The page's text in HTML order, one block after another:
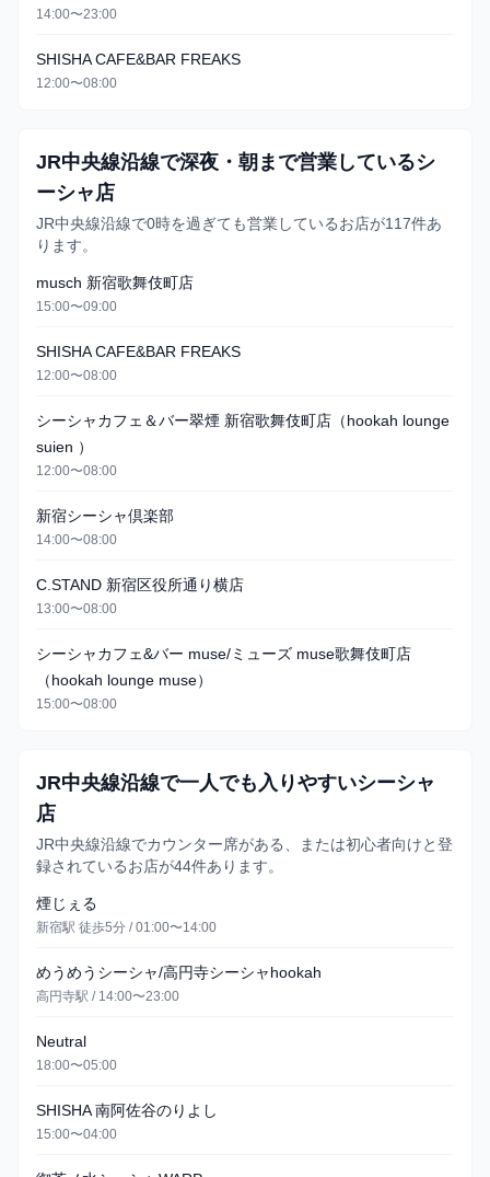
14:00〜23:00
SHISHA CAFE&BAR FREAKS
12:00〜08:00
JR中央線沿線で深夜・朝まで営業しているシ
ーシャ店
JR中央線沿線で0時を過ぎても営業しているお店が117件あ
ります。
musch 新宿歌舞伎町店
15:00〜09:00
SHISHA CAFE&BAR FREAKS
12:00〜08:00
シーシャカフェ＆バー翠煙 新宿歌舞伎町店（hookah lounge
suien ）
12:00〜08:00
新宿シーシャ倶楽部
14:00〜08:00
C.STAND 新宿区役所通り横店
13:00〜08:00
シーシャカフェ&バー muse/ミューズ muse歌舞伎町店
（hookah lounge muse）
15:00〜08:00
JR中央線沿線で一人でも入りやすいシーシャ
店
JR中央線沿線でカウンター席がある、または初心者向けと登
録されているお店が44件あります。
煙じぇる
新宿駅 徒歩5分 / 01:00〜14:00
めうめうシーシャ/高円寺シーシャhookah
高円寺駅 / 14:00〜23:00
Neutral
18:00〜05:00
SHISHA 南阿佐谷のりよし
15:00〜04:00